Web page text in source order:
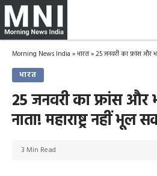
Morning News India »भारत»25 जनवरी का फ्रांस और भारत
भारत
25 जनवरी का फ्रांस और
नाता! महाराष्ट्र नहीं
3 Min Read